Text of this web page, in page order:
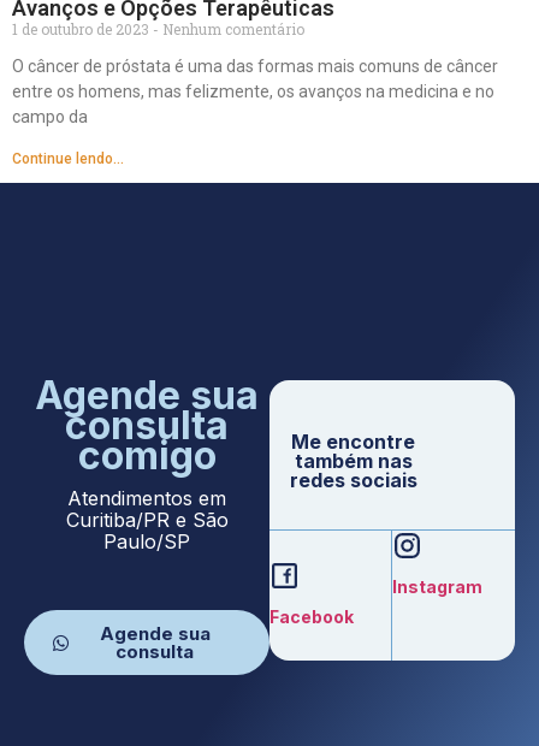
Avanços e Opções Terapêuticas
1 de outubro de 2023
Nenhum comentário
O câncer de próstata é uma das formas mais comuns de câncer
entre os homens, mas felizmente, os avanços na medicina e no
campo da
Continue lendo...
Agende sua
consulta
comigo
Atendimentos em
Curitiba/PR e São
Paulo/SP
Agende sua
consulta
Me encontre
também nas
redes sociais
Facebook
Instagram